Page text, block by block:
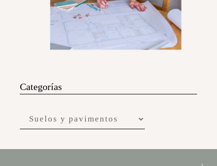
Categorías